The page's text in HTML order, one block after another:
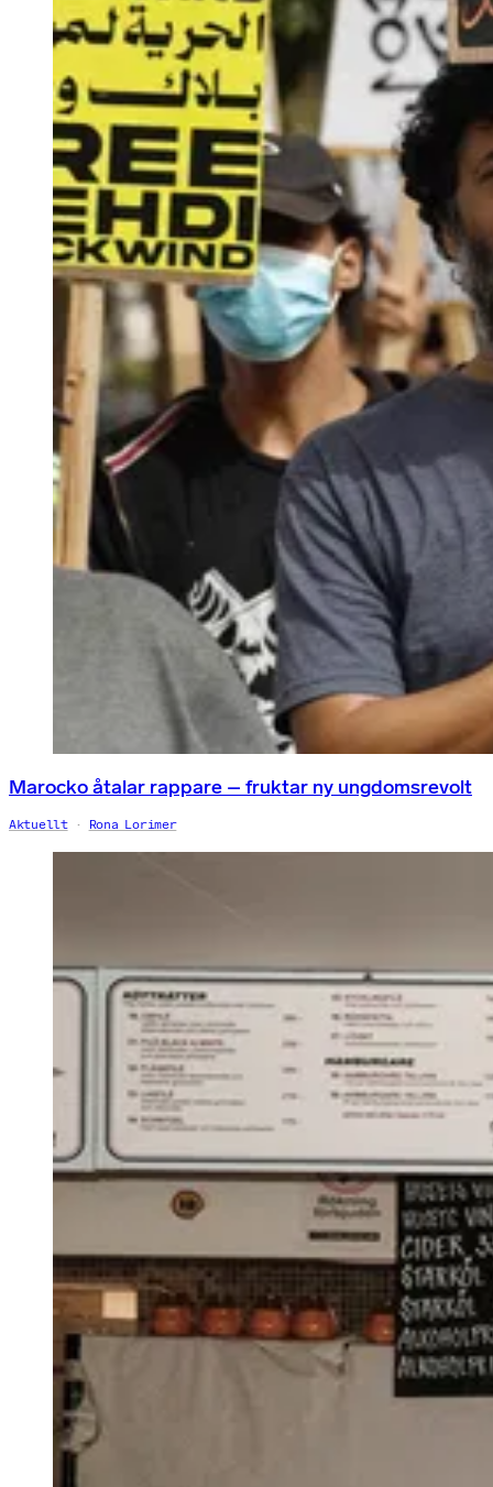
Marocko åtalar rappare – fruktar ny ungdomsrevolt
Aktuellt Rona Lorimer